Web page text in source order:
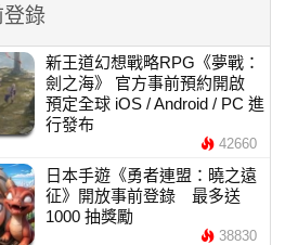
錄
新王道幻想戰略RPG《夢戰：
劍之海》 官方事前預約開啟
預定全球 iOS / Android / PC 進
行發布
42660
日本手遊《勇者連盟：曉之遠
征》開放事前登錄 最多送
1000 抽獎勵
38830